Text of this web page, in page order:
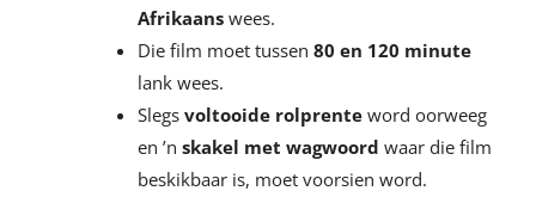
Afrikaanswees.
Die film moet tussen 80 en 120 minute
lank wees.
Slegs voltooide rolprenteword oorweeg
en ’n skakel met wagwoord waar die film
beskikbaar is, moet voorsien word.